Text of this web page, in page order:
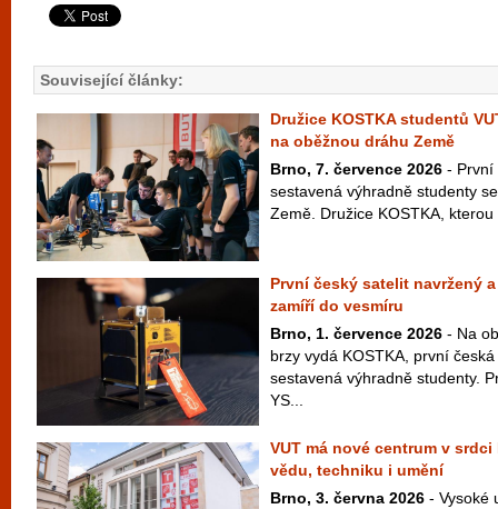
Související články:
Družice KOSTKA studentů
na oběžnou dráhu Země
Brno, 7. července 2026 - První
sestavená výhradně studenty
Země. Družice KOSTKA,
První český satelit navržený
zamíří do vesmíru
Brno, 1. července 2026 - Na
brzy vydá KOSTKA, první
sestavená výhradně studenty.
YS...
VUT má nové centrum v
vědu, techniku i umění
Brno, 3. června 2026 - Vysoké